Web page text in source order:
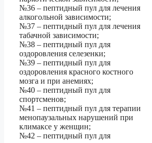
№36 – пептидный пул для лечения
алкогольной зависимости;
№37 – пептидный пул для лечения
табачной зависимости;
№38 – пептидный пул для
оздоровления селезенки;
№39 – пептидный пул для
оздоровления красного костного
мозга и при анемиях;
№40 – пептидный пул для
спортсменов;
№41 – пептидный пул для терапии
менопаузальных нарушений при
климаксе у женщин;
№42 – пептидный пул для